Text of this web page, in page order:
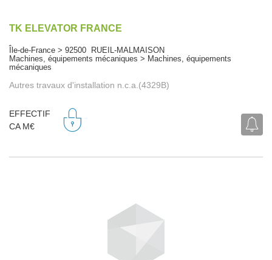
TK ELEVATOR FRANCE
Île-de-France > 92500 RUEIL-MALMAISON
Machines, équipements mécaniques > Machines, équipements
mécaniques
Autres travaux d'installation n.c.a.(4329B)
EFFECTIF
CA M€